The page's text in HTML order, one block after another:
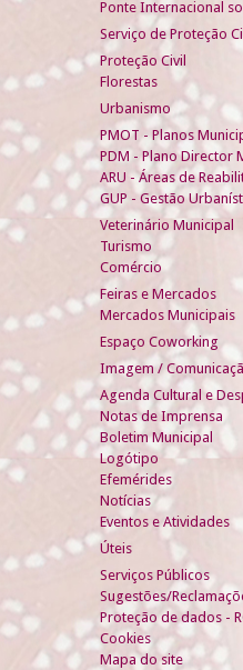
Ponte Internacional
Serviço de Proteção
Proteção Civil
Florestas
Urbanismo
PMOT - Planos
PDM - Plano Director
ARU - Áreas de
GUP - Gestão
Veterinário Municipal
Turismo
Comércio
Feiras e Mercados
Mercados Municipais
Espaço Coworking
Imagem /
Agenda Cultural e
Notas de Imprensa
Boletim Municipal
Logótipo
Efemérides
Notícias
Eventos e Atividades
Úteis
Serviços Públicos
Sugestões/
Proteção de dados -
Cookies
Mapa do site